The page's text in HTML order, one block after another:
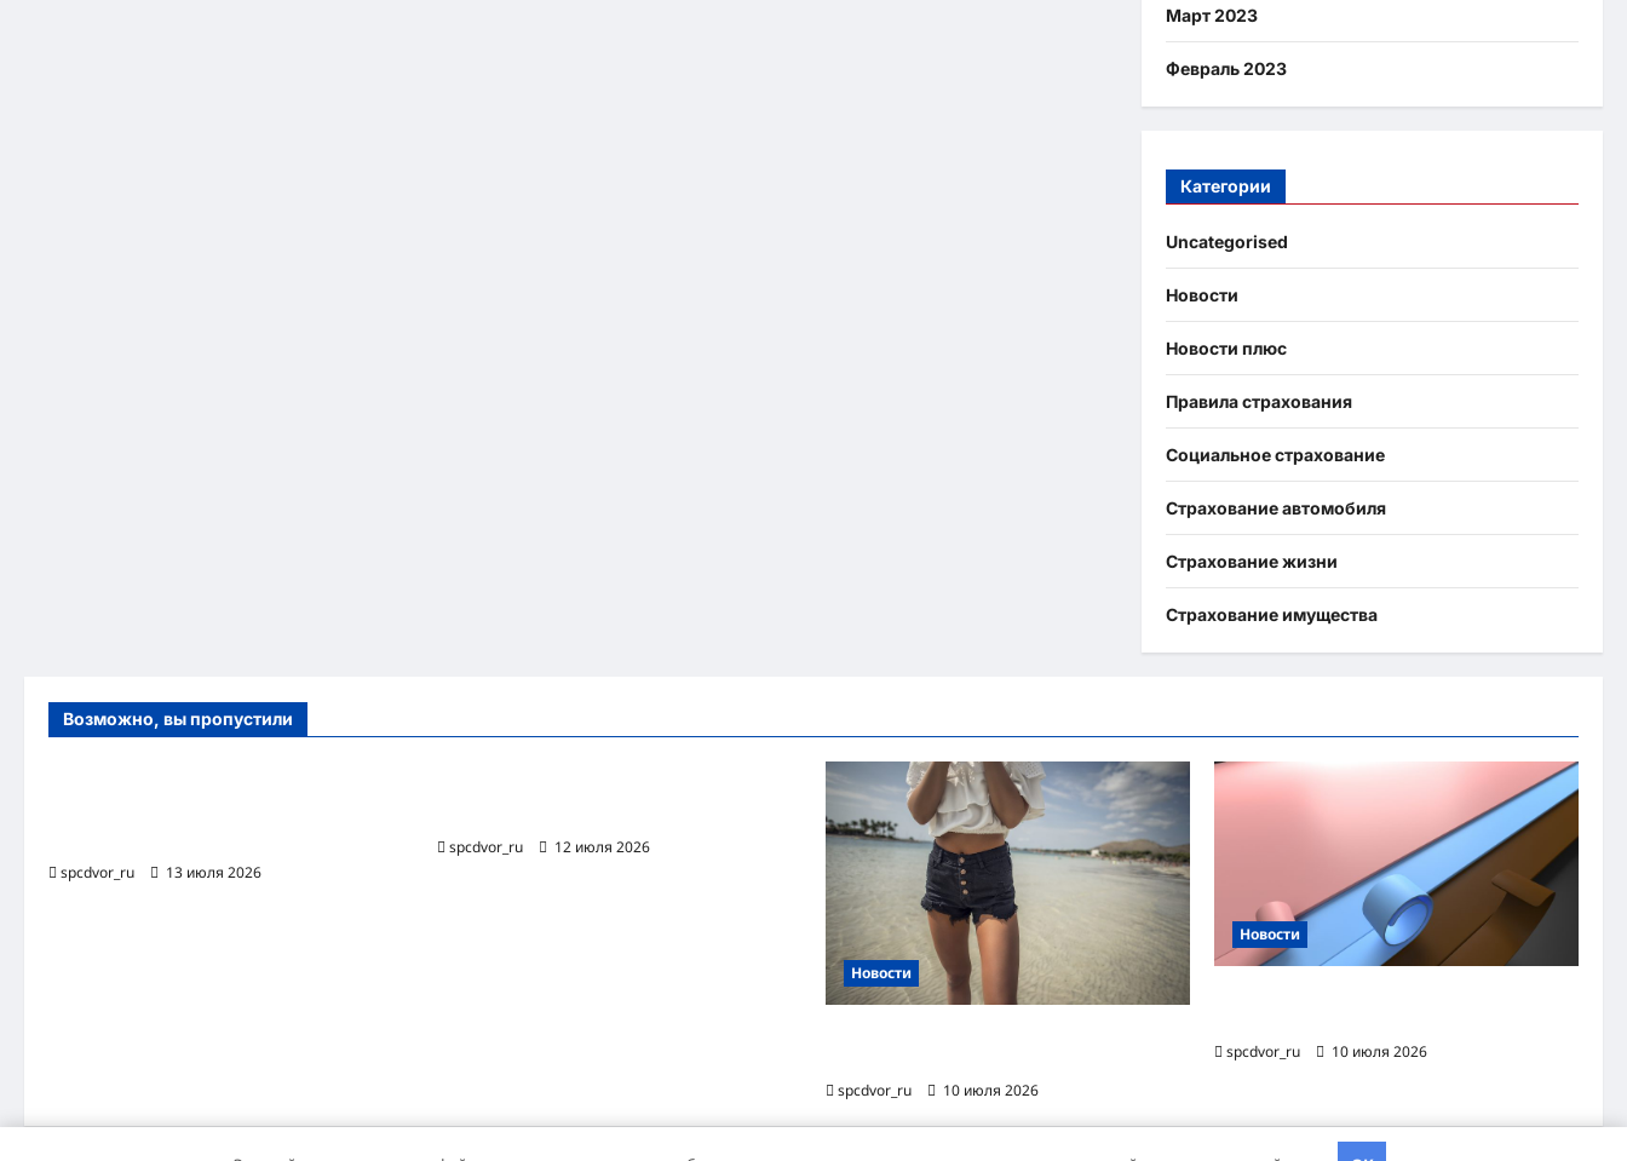
Март 2023
Февраль 2023
Категории
Uncategorised
Новости
Новости плюс
Правила страхования
Социальное страхование
Страхование автомобиля
Страхование жизни
Страхование имущества
Возможно, вы пропустили
spcdvor_ru
13 июля 2026
spcdvor_ru
12 июля 2026
Новости
spcdvor_ru
10 июля 2026
Новости
spcdvor_ru
10 июля 2026